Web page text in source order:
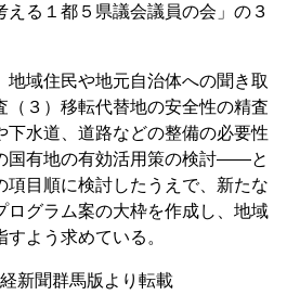
る１都５県議会議員の会」の３
域住民や地元自治体への聞き取
（３）移転代替地の安全性の精査
下水道、道路などの整備の必要性
国有地の有効活用策の検討――と
項目順に検討したうえで、新たな
ログラム案の大枠を作成し、地域
よう求めている。
新聞群馬版より転載